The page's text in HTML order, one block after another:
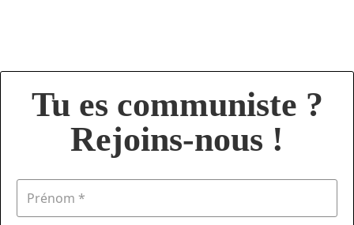
Tu es communiste ?
Rejoins-nous !